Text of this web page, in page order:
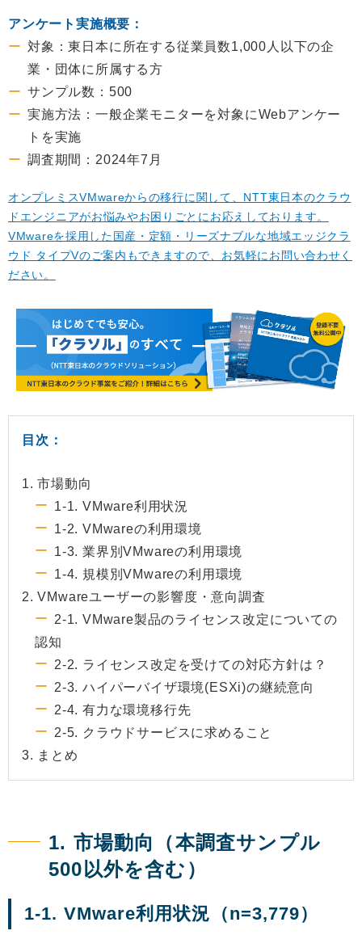
アンケート実施概要：
対象：東日本に所在する従業員数1,000人以下の企
業・団体に所属する方
サンプル数：500
実施方法：一般企業モニターを対象にWebアンケー
トを実施
調査期間：2024年7月
オンプレミスVMwareからの移行に関して、NTT東日本のクラウ
ドエンジニアがお悩みやお困りごとにお応えしております。
VMwareを採用した国産・定額・リーズナブルな地域エッジクラ
ウド タイプVのご案内もできますので、お気軽にお問い合わせく
ださい。
目次：
1. 市場動向
1-1. VMware利用状況
1-2. VMwareの利用環境
1-3. 業界別VMwareの利用環境
1-4. 規模別VMwareの利用環境
2. VMwareユーザーの影響度・意向調査
2-1. VMware製品のライセンス改定についての
認知
2-2. ライセンス改定を受けての対応方針は？
2-3. ハイパーバイザ環境(ESXi)の継続意向
2-4. 有力な環境移行先
2-5. クラウドサービスに求めること
3. まとめ
1. 市場動向（本調査サンプル
500以外を含む）
1-1. VMware利用状況（n=3,779）